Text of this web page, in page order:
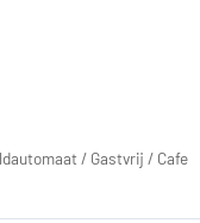
/ Gastvrij / Cafe